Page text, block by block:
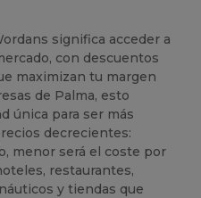
significa acceder a
con descuentos
maximizan tu margen
de Palma, esto
única para ser más
decrecientes:
menor será el coste por
restaurantes,
y tiendas que